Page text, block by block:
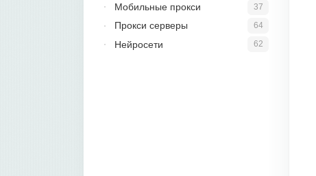
37
Мобильные прокси
64
Прокси серверы
62
Нейросети